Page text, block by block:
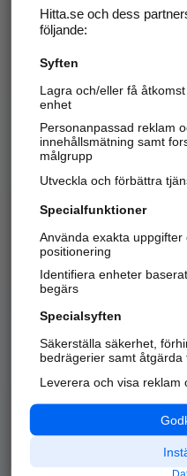
Hitta.se - Gratis
Sök företag, personer och
Hitta telefonnummer,
Alla kategorier
API & Kartor
Hitta.se och dess
följande:
Syften
Lagra och/eller få
enhet
Personanpassad reklam
innehållsmätning samt
målgrupp
Utveckla och förbättra
Specialfunktioner
Använda exakta uppgifter
positionering
Identifiera enheter
begärs
Specialsyften
Säkerställa säkerhet,
bedrägerier samt åtgärda
Leverera och visa reklam